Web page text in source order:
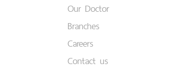
Our Doctor
Branches
Careers
Contact us